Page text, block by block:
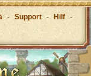
- Support - Hilf -